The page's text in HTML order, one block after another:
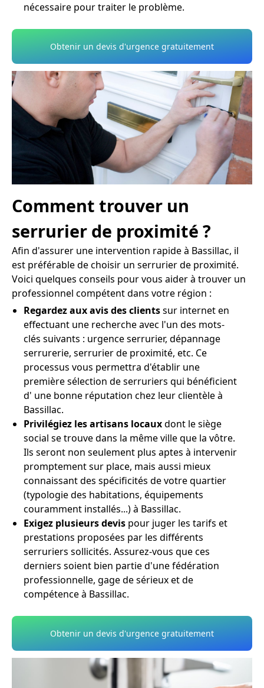
nécessaire pour traiter le problème.
Obtenir un devis d'urgence gratuitement
Comment trouver un
serrurier de proximité ?
Afin d'assurer une intervention rapide à Bassillac, il
est préférable de choisir un serrurier de proximité.
Voici quelques conseils pour vous aider à trouver un
professionnel compétent dans votre région :
Regardez aux avis des clientssur internet en
effectuant une recherche avec l'un des mots-
clés suivants : urgence serrurier, dépannage
serrurerie, serrurier de proximité, etc. Ce
processus vous permettra d'établir une
première sélection de serruriers qui bénéficient
d' une bonne réputation chez leur clientèle à
Bassillac.
Privilégiez les artisans locauxdont le siège
social se trouve dans la même ville que la vôtre.
Ils seront non seulement plus aptes à intervenir
promptement sur place, mais aussi mieux
connaissant des spécificités de votre quartier
(typologie des habitations, équipements
couramment installés...) à Bassillac.
Exigez plusieurs devis pour juger les tarifs et
prestations proposées par les différents
serruriers sollicités. Assurez-vous que ces
derniers soient bien partie d'une fédération
professionnelle, gage de sérieux et de
compétence à Bassillac.
Obtenir un devis d'urgence gratuitement